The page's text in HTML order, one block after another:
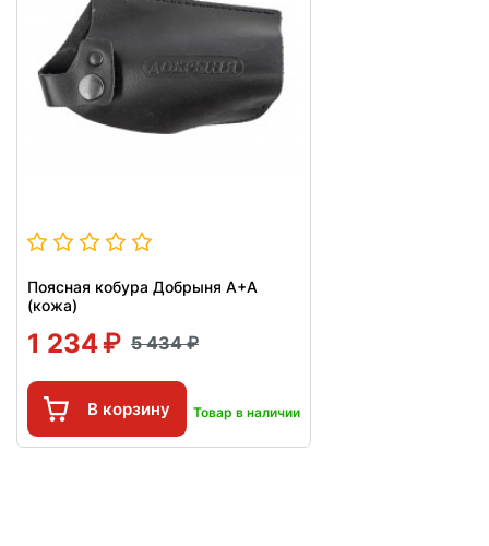
Поясная кобура Добрыня А+А
(кожа)
1 234 5 434
В корзину Товар в наличии